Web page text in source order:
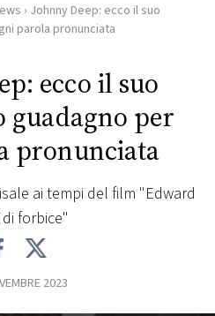
› Johnny Deep: ecco il suo
parola pronunciata
ecco il suo
guadagno per
pronunciata
ai tempi del film "Edward
forbice"
2023